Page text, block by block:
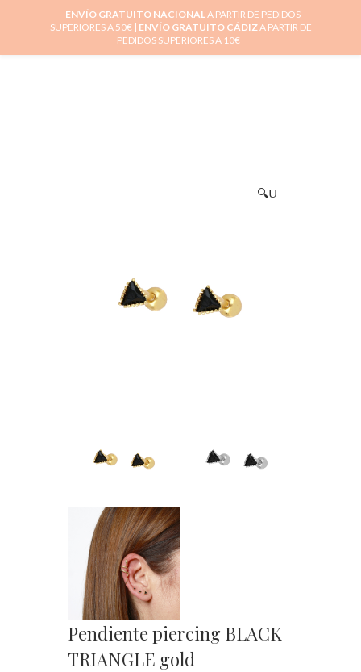
🔍
Pendiente piercing BLACK
TRIANGLE gold
ENVÍO GRATUITO NACIONALA PARTIR DE PEDIDOS
SUPERIORES A 50€ | ENVÍO GRATUITO CÁDIZA PARTIR DE
PEDIDOS SUPERIORES A 10€